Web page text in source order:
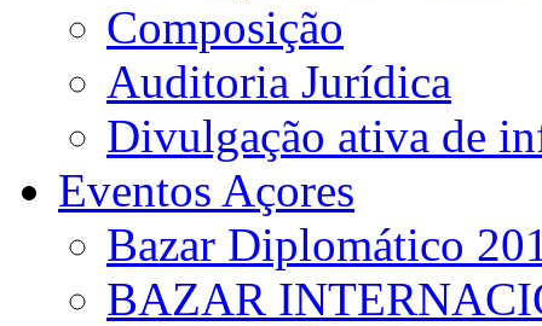
Composição
Auditoria Jurídica
Divulgação ativa de
Eventos Açores
Bazar Diplomático
BAZAR